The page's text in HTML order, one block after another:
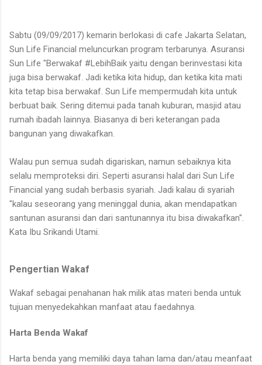
Sabtu (09/09/2017) kemarin berlokasi di cafe Jakarta Selatan,
Sun Life Financial meluncurkan program terbarunya. Asuransi
Sun Life "Berwakaf #LebihBaik yaitu dengan berinvestasi kita
juga bisa berwakaf. Jadi ketika kita hidup, dan ketika kita mati
kita tetap bisa berwakaf. Sun Life mempermudah kita untuk
berbuat baik. Sering ditemui pada tanah kuburan, masjid atau
rumah ibadah lainnya. Biasanya di beri keterangan pada
bangunan yang diwakafkan.
Walau pun semua sudah digariskan, namun sebaiknya kita
selalu memproteksi diri. Seperti asuransi halal dari Sun Life
Financial yang sudah berbasis syariah. Jadi kalau di syariah
"kalau seseorang yang meninggal dunia, akan mendapatkan
santunan asuransi dan dari santunannya itu bisa diwakafkan".
Kata Ibu Srikandi Utami.
Pengertian Wakaf
Wakaf sebagai penahanan hak milik atas materi benda untuk
tujuan menyedekahkan manfaat atau faedahnya.
Harta Benda Wakaf
Harta benda yang memiliki daya tahan lama dan/atau meanfaat